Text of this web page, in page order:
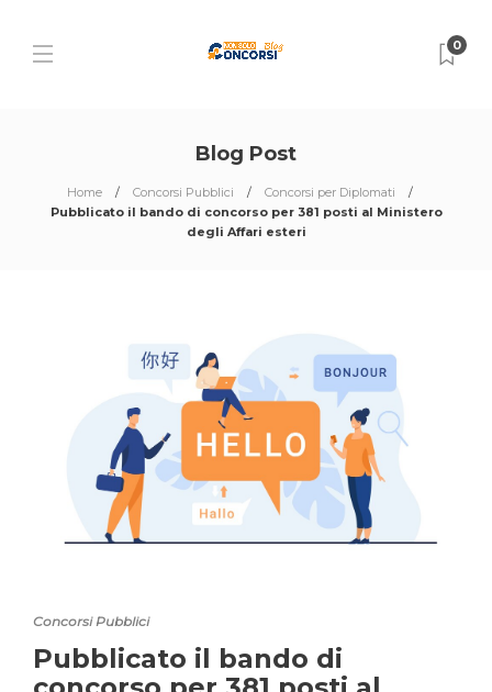
0
Blog Post
Home Concorsi Pubblici
Concorsi per Diplomati
Pubblicato il bando di concorso per 381 posti al Ministero
degli Affari esteri
Concorsi Pubblici
Pubblicato il bando di